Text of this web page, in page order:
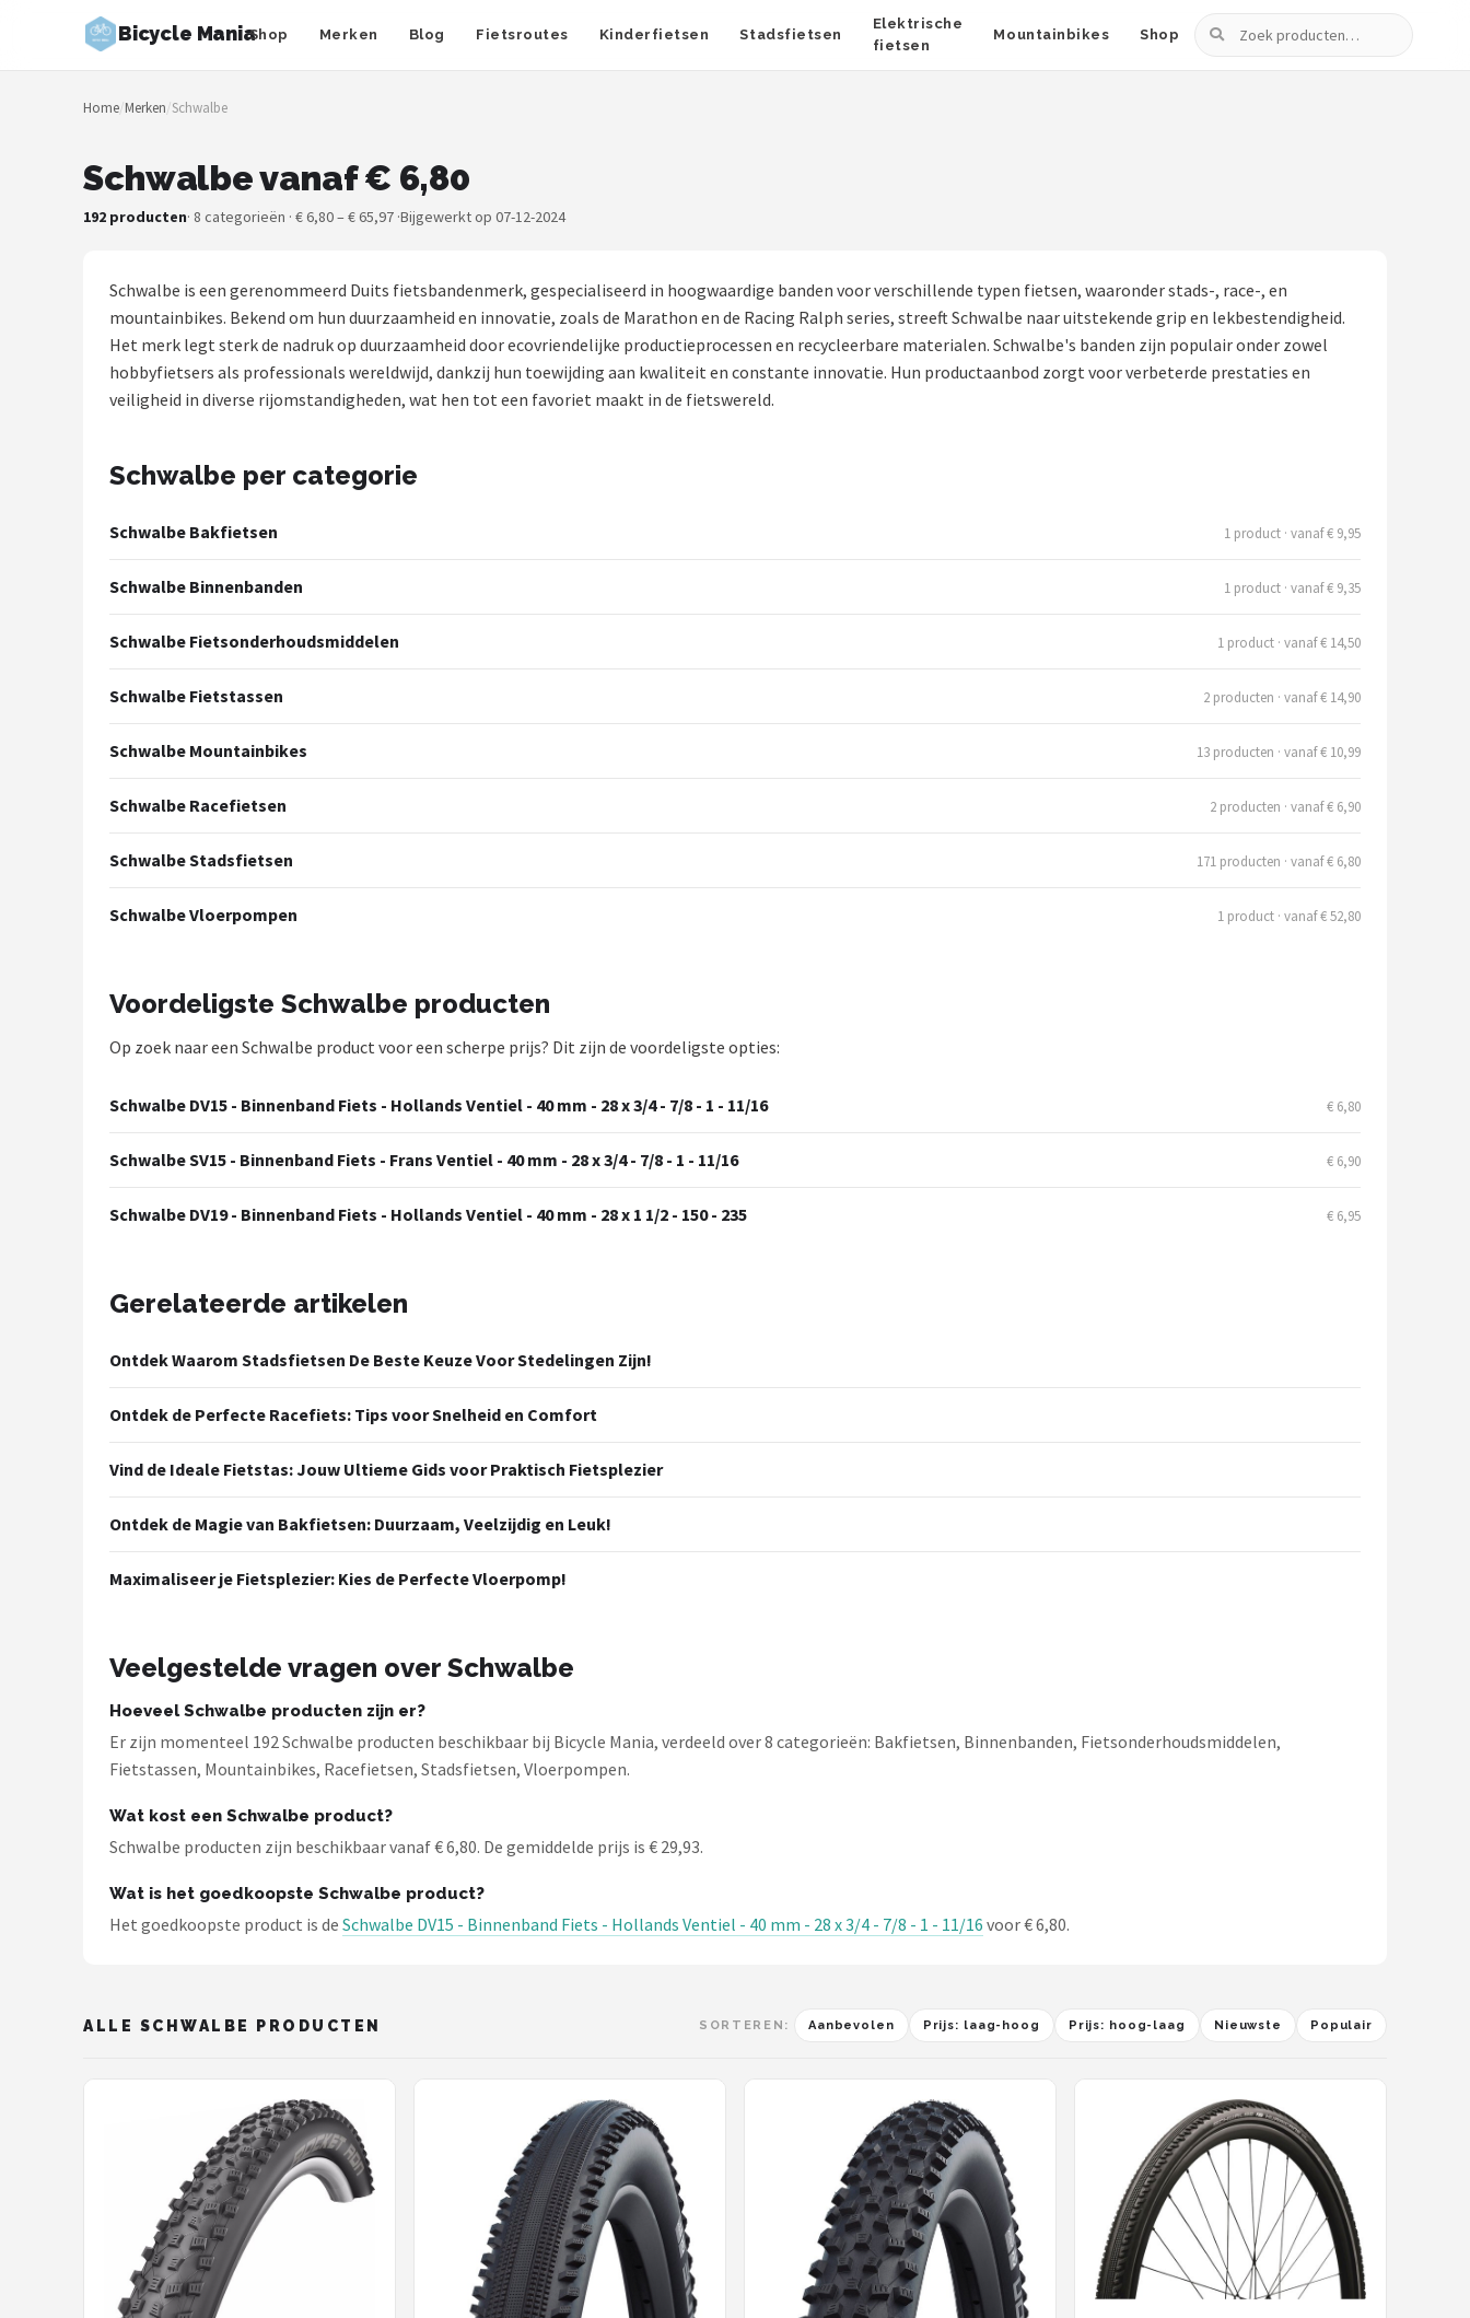
Bicycle ManiaShop Merken Blog Fietsroutes Kinderfietsen Stadsfietsen
Elektrische
fietsen
Mountainbikes Shop
Zoeken
Zoeken
NAVIGATIE
Merken
Fietsroutes
Kinderfietsen
Elektrische fietsen
Mountainbikes
Voltano
Home/Merken/Schwalbe
Schwalbe vanaf € 6,80
192 producten· 8 categorieën · € 6,80 – € 65,97 ·Bijgewerkt op 07-12-2024
Schwalbe is een gerenommeerd Duits fietsbandenmerk, gespecialiseerd in hoogwaardige banden voor verschillende typen fietsen, waaronder stads-, race-, en
mountainbikes. Bekend om hun duurzaamheid en innovatie, zoals de Marathon en de Racing Ralph series, streeft Schwalbe naar uitstekende grip en lekbestendigheid.
Het merk legt sterk de nadruk op duurzaamheid door ecovriendelijke productieprocessen en recycleerbare materialen. Schwalbe's banden zijn populair onder zowel
hobbyfietsers als professionals wereldwijd, dankzij hun toewijding aan kwaliteit en constante innovatie. Hun productaanbod zorgt voor verbeterde prestaties en
veiligheid in diverse rijomstandigheden, wat hen tot een favoriet maakt in de fietswereld.
Schwalbe per categorie
Schwalbe Bakfietsen 1 product · vanaf € 9,95
Schwalbe Binnenbanden 1 product · vanaf € 9,35
Schwalbe Fietsonderhoudsmiddelen 1 product · vanaf € 14,50
Schwalbe Fietstassen 2 producten · vanaf € 14,90
Schwalbe Mountainbikes 13 producten · vanaf € 10,99
Schwalbe Racefietsen 2 producten · vanaf € 6,90
Schwalbe Stadsfietsen 171 producten · vanaf € 6,80
Schwalbe Vloerpompen 1 product · vanaf € 52,80
Voordeligste Schwalbe producten
Op zoek naar een Schwalbe product voor een scherpe prijs? Dit zijn de voordeligste opties:
Schwalbe DV15 - Binnenband Fiets - Hollands Ventiel - 40 mm - 28 x 3/4 - 7/8 - 1 - 11/16 € 6,80
Schwalbe SV15 - Binnenband Fiets - Frans Ventiel - 40 mm - 28 x 3/4 - 7/8 - 1 - 11/16 € 6,90
Schwalbe DV19 - Binnenband Fiets - Hollands Ventiel - 40 mm - 28 x 1 1/2 - 150 - 235 € 6,95
Gerelateerde artikelen
Ontdek Waarom Stadsfietsen De Beste Keuze Voor Stedelingen Zijn!
Ontdek de Perfecte Racefiets: Tips voor Snelheid en Comfort
Vind de Ideale Fietstas: Jouw Ultieme Gids voor Praktisch Fietsplezier
Ontdek de Magie van Bakfietsen: Duurzaam, Veelzijdig en Leuk!
Maximaliseer je Fietsplezier: Kies de Perfecte Vloerpomp!
Veelgestelde vragen over Schwalbe
Hoeveel Schwalbe producten zijn er?
Er zijn momenteel 192 Schwalbe producten beschikbaar bij Bicycle Mania, verdeeld over 8 categorieën: Bakfietsen, Binnenbanden, Fietsonderhoudsmiddelen,
Fietstassen, Mountainbikes, Racefietsen, Stadsfietsen, Vloerpompen.
Wat kost een Schwalbe product?
Schwalbe producten zijn beschikbaar vanaf € 6,80. De gemiddelde prijs is € 29,93.
Wat is het goedkoopste Schwalbe product?
Het goedkoopste product is de Schwalbe DV15 - Binnenband Fiets - Hollands Ventiel - 40 mm - 28 x 3/4 - 7/8 - 1 - 11/16 voor € 6,80.
ALLE SCHWALBE PRODUCTEN SORTEREN: Aanbevolen Prijs: laag-hoog Prijs: hoog-laag Nieuwste Populair